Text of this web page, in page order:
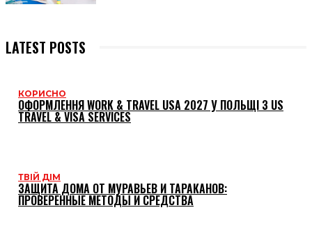
LATEST POSTS
КОРИСНО
ОФОРМЛЕННЯ WORK & TRAVEL USA 2027 У ПОЛЬЩІ З US
TRAVEL & VISA SERVICES
ТВІЙ ДІМ
ЗАЩИТА ДОМА ОТ МУРАВЬЕВ И ТАРАКАНОВ:
ПРОВЕРЕННЫЕ МЕТОДЫ И СРЕДСТВА